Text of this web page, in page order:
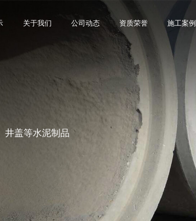
关于我们 公司动态 资质荣誉 施工案例
井盖等水泥制品